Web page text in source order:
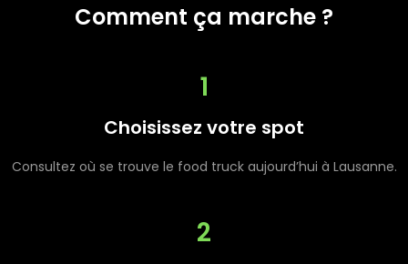
Comment ça marche ?
1
Choisissez votre spot
Consultez où se trouve le food truck aujourd’hui à Lausanne.
2